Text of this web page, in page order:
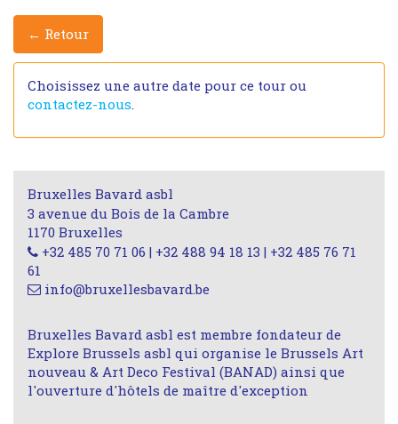
← Retour
Choisissez une autre date pour ce tour ou
contactez-nous.
Bruxelles Bavard asbl
3 avenue du Bois de la Cambre
1170 Bruxelles
+32 485 70 71 06 | +32 488 94 18 13 | +32 485 76 71
61
info@bruxellesbavard.be
Bruxelles Bavard asbl est membre fondateur de
Explore Brussels asbl qui organise le Brussels Art
nouveau & Art Deco Festival (BANAD) ainsi que
l'ouverture d'hôtels de maître d'exception